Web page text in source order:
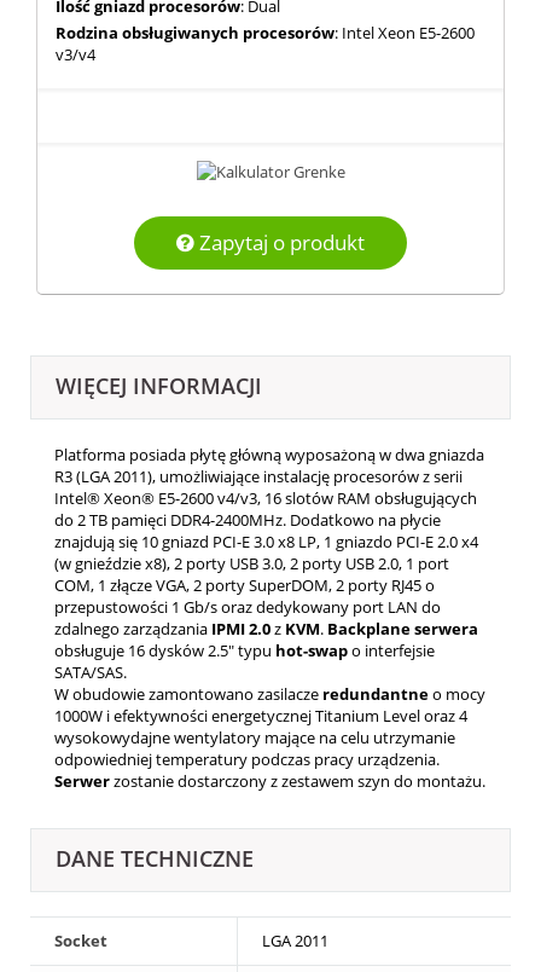
Ilość gniazd procesorów: Dual
Rodzina obsługiwanych procesorów: Intel Xeon E5-2600
v3/v4
Zapytaj o produkt
WIĘCEJ INFORMACJI
Platforma posiada płytę główną wyposażoną w dwa gniazda
R3 (LGA 2011), umożliwiające instalację procesorów z serii
Intel® Xeon® E5-2600 v4/v3, 16 slotów RAM obsługujących
do 2 TB pamięci DDR4-2400MHz. Dodatkowo na płycie
znajdują się 10 gniazd PCI-E 3.0 x8 LP, 1 gniazdo PCI-E 2.0 x4
(w gnieździe x8), 2 porty USB 3.0, 2 porty USB 2.0, 1 port
COM, 1 złącze VGA, 2 porty SuperDOM, 2 porty RJ45 o
przepustowości 1 Gb/s oraz dedykowany port LAN do
zdalnego zarządzania IPMI2.0z KVM. Backplane serwera
obsługuje 16 dysków 2.5" typu hot-swapo interfejsie
SATA/SAS.
W obudowie zamontowano zasilacze redundantneo mocy
1000W i efektywności energetycznej Titanium Level oraz 4
wysokowydajne wentylatory mające na celu utrzymanie
odpowiedniej temperatury podczas pracy urządzenia.
Serwerzostanie dostarczony z zestawem szyn do montażu.
DANE TECHNICZNE
Socket LGA 2011